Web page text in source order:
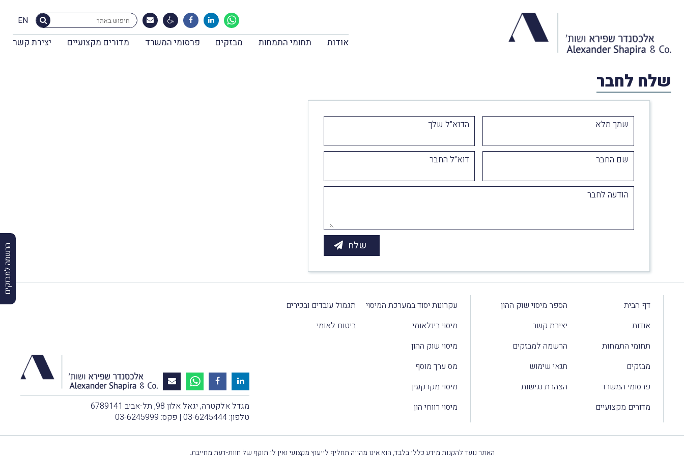
EN
אודות תחומי התמחות מבזקים פרסומי המשרד מדורים מקצועיים יצירת קשר
הרשמה למבזקים
שלח לחבר
שמך מלא הדוא״ל שלך
שם החבר דוא״ל החבר
הודעה לחבר
דף הבית
אודות
תחומי התמחות
מבזקים
פרסומי המשרד
מדורים מקצועיים
הספר מיסוי שוק ההון
יצירת קשר
הרשמה למבזקים
תנאי שימוש
הצהרת נגישות
עקרונות יסוד במערכת המיסוי
מיסוי בינלאומי
מיסוי שוק ההון
מס ערך מוסף
מיסוי מקרקעין
מיסוי רווחי הון
תגמול עובדים ובכירים
ביטוח לאומי
מגדל אלקטרה, יגאל אלון 98, תל-אביב 6789141
טלפון: 03-6245444 | פקס: 03-6245999
האתר נועד להקנות מידע כללי בלבד, הוא אינו מהווה תחליף לייעוץ מקצועי ואין לו תוקף של חוות-דעת מחייבת.